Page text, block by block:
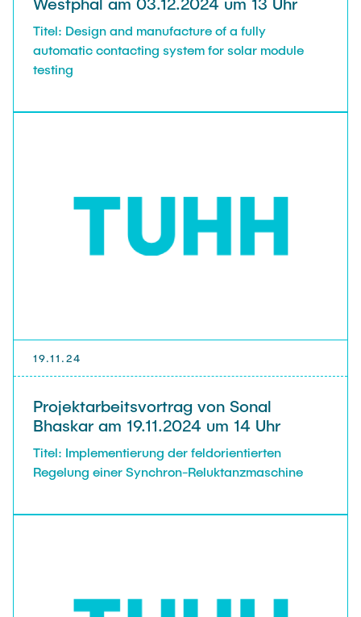
Titel: Design and manufacture of a fully
automatic contacting system for solar module
testing
19.11.24
Projektarbeitsvortrag von Sonal
Bhaskar am 19.11.2024 um 14 Uhr
Titel: Implementierung der feldorientierten
Regelung einer Synchron-Reluktanzmaschine